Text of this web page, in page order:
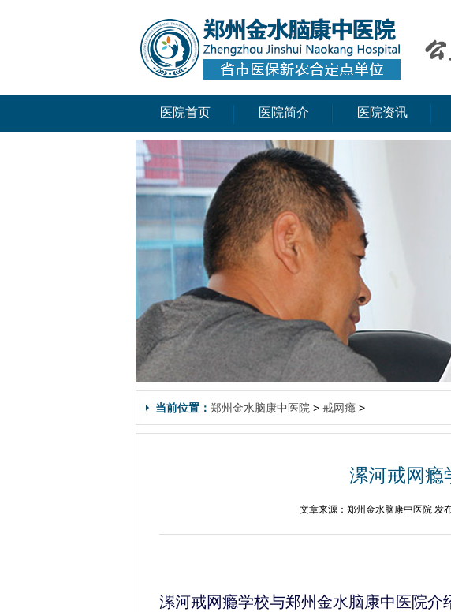
医院首页 医院简介 医院资讯
当前位置： 郑州金水脑康中医院 > 戒网瘾 >
漯河戒网瘾
文章来源：郑州金水脑康中医院 发
漯河戒网瘾学校与郑州金水脑康中医院介